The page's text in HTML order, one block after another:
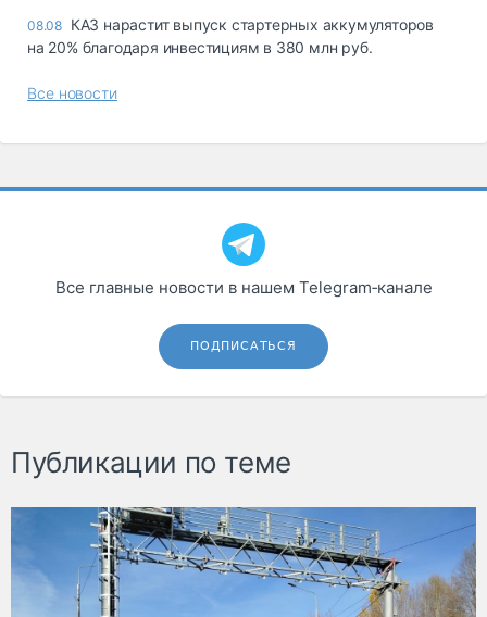
08.08 КАЗ нарастит выпуск стартерных аккумуляторов
на 20% благодаря инвестициям в 380 млн руб.
Все новости
Все главные новости в нашем Telegram‑канале
ПОДПИСАТЬСЯ
Публикации по теме